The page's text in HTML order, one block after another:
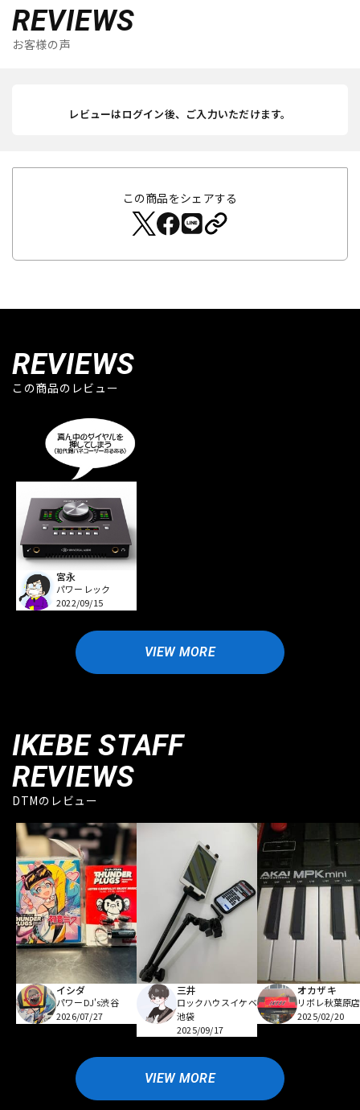
REVIEWS
お客様の声
レビューはログイン後、ご入力いただけます。
この商品をシェアする
REVIEWS
この商品のレビュー
宮永
パワーレック
2022/09/15
VIEW MORE
IKEBE STAFF
REVIEWS
DTMのレビュー
イシダ
パワーDJ's渋谷
2026/07/27
三井
ロックハウスイケベ
池袋
2025/09/17
オカザキ
リボレ秋葉原店
2025/02/20
VIEW MORE